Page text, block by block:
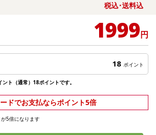
税込･送料込
1999円
18 ポイント
ト（通常）18ポイントです。
ドでお支払ならポイント5倍
5倍になります